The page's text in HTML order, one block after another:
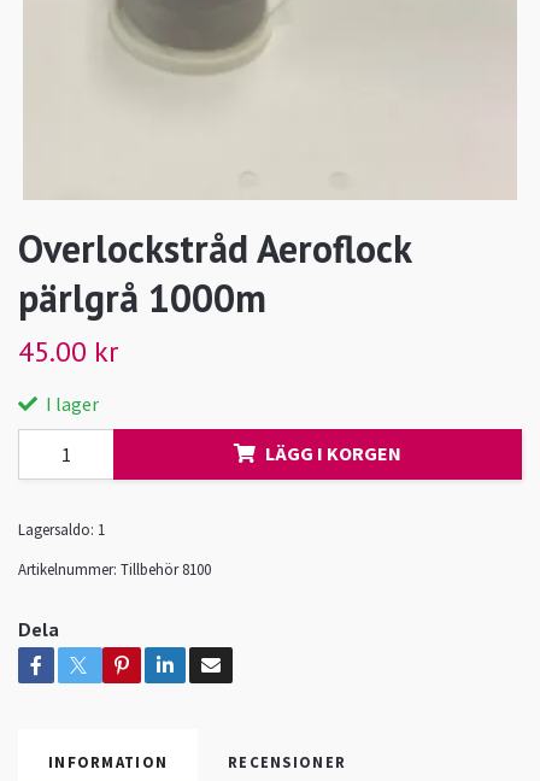
Overlockstråd Aeroflock
pärlgrå 1000m
45.00 kr
I lager
LÄGG I KORGEN
Lagersaldo: 1
Artikelnummer: Tillbehör 8100
Dela
INFORMATION RECENSIONER